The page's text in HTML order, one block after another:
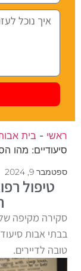
ראשי - בית
סיעודיים: מהו
ספטמבר 9, 2024
טיפול
סקירה מקיפה של
בבתי אבות
טובה לדיירים.